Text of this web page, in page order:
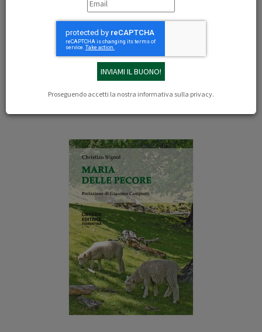
Proseguendo accetti la nostra informativa sulla privacy.
ottiene il Prix de l'Aventure.
La critica letteraria ha spesso definito Christian Signol come uno
scrittore della campagna, paragonabile ad autori quali Jean Giono e